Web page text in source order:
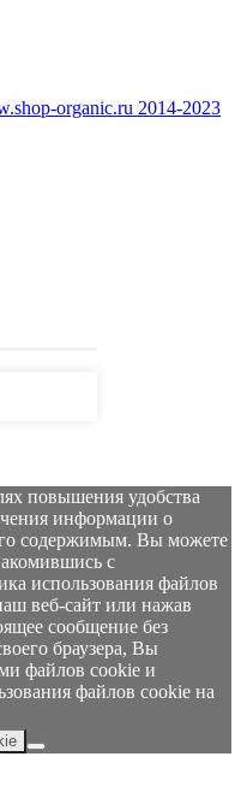
organic.ru 2014-2023
повышения удобства
информации о
содержимым. Вы можете
с
использования файлов
веб-сайт или нажав
сообщение без
браузера, Вы
файлов cookie и
файлов cookie на